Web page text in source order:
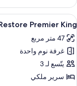
Restore
Premier
Two
Queen
استعراض
جميع
صور
Restore
Premier
King
4
Premier King
47 متر مربع
غرفة نوم واحدة
يتّسع لـ 3
سرير ملكي